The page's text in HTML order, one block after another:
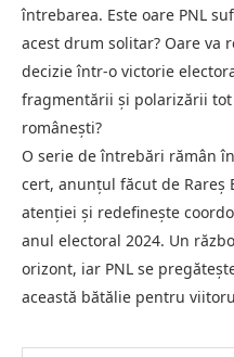
întrebarea. Este oare PNL
acest drum solitar? Oare va
decizie într-o victorie
fragmentării și polarizării
românești?
O serie de întrebări rămân
cert, anunțul făcut de Rareș
atenției și redefinește
anul electoral 2024. Un
orizont, iar PNL se
această bătălie pentru